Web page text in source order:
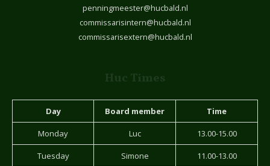
penningmeester@hucbald.nl
commissarisintern@hucbald.nl
commissarisextern@hucbald.nl
Huc Times
Day Board member Time
Monday Luc 13.00-15.00
Tuesday Simone 11.00-13.00